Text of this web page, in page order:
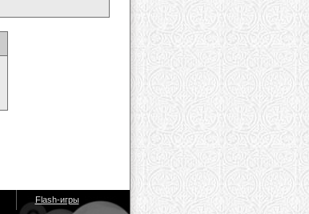
Flash-игры